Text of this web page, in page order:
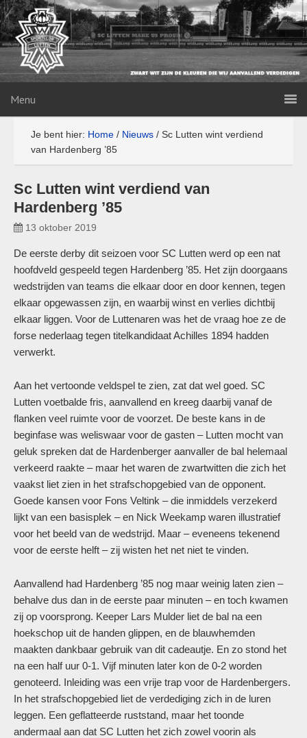
Menu
Je bent hier: Home / Nieuws / Sc Lutten wint verdiend
van Hardenberg ’85
Sc Lutten wint verdiend van
Hardenberg ’85
13 oktober 2019
De eerste derby dit seizoen voor SC Lutten werd op een nat
hoofdveld gespeeld tegen Hardenberg ’85. Het zijn doorgaans
wedstrijden van teams die elkaar door en door kennen, tegen
elkaar opgewassen zijn, en waarbij winst en verlies dichtbij
elkaar liggen. Voor de Luttenaren was het de vraag hoe ze de
forse nederlaag tegen titelkandidaat Achilles 1894 hadden
verwerkt.
Aan het vertoonde veldspel te zien, zat dat wel goed. SC
Lutten voetbalde fris, aanvallend en kreeg daarbij vanaf de
flanken veel ruimte voor de voorzet. De beste kans in de
beginfase was weliswaar voor de gasten – Lutten mocht van
geluk spreken dat de Hardenberger aanvaller de bal helemaal
verkeerd raakte – maar het waren de zwartwitten die zich het
vaakst liet zien in het strafschopgebied van de opponent.
Goede kansen voor Fons Veltink – die inmiddels verzekerd
lijkt van een basisplek – en Nick Weekamp waren illustratief
voor het beeld van de wedstrijd. Maar – eveneens tekenend
voor de eerste helft – zij wisten het net niet te vinden.
Aanvallend had Hardenberg ’85 nog maar weinig laten zien –
behalve dus dan in de eerste paar minuten – en toch kwamen
zij op voorsprong. Keeper Lars Mulder liet de bal na een
hoekschop uit de handen glippen, en de blauwhemden
maakten dankbaar gebruik van dit cadeautje. En zo stond het
na een half uur 0-1. Vijf minuten later kon de 0-2 worden
genoteerd. Inleiding was een vrije trap voor de Hardenbergers.
In het strafschopgebied liet de verdediging zich in de luren
leggen. Een geflatteerde ruststand, maar het toonde
andermaal aan dat SC Lutten het zich zowel voorin als